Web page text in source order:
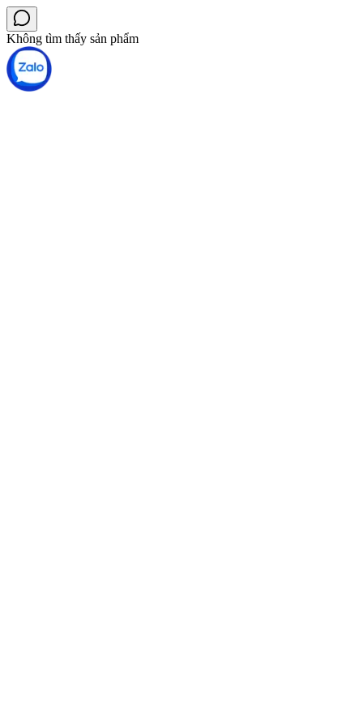
Không tìm thấy sản phẩm